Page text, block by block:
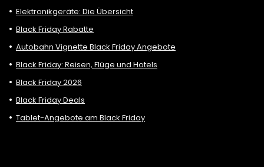
Elektronikgeräte: Die Übersicht
Black Friday Rabatte
Autobahn Vignette Black Friday Angebote
Black Friday: Reisen, Flüge und Hotels
Black Friday 2026
Black Friday Deals
Tablet-Angebote am Black Friday